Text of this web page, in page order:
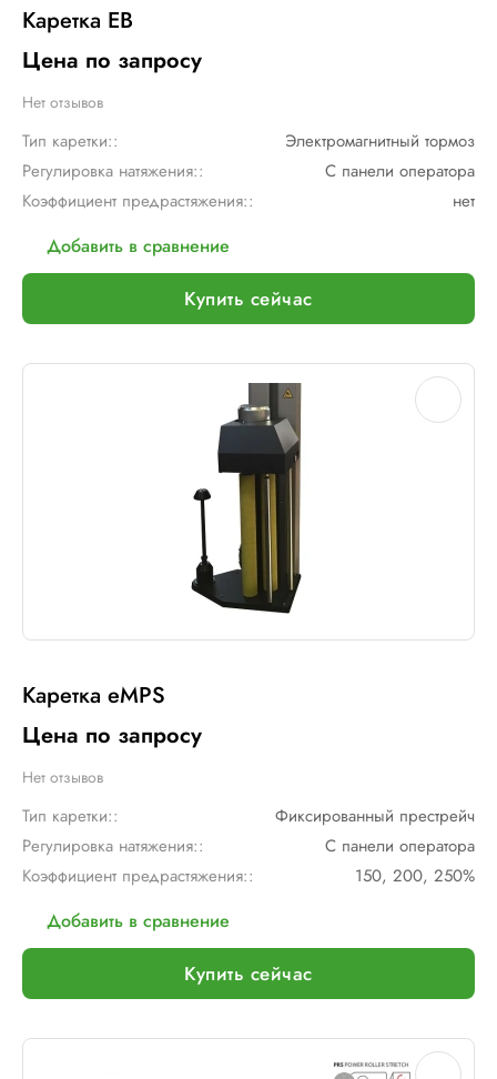
Каретка EB
Цена по запросу
Нет отзывов
Тип каретки::
Электромагнитный тормоз
Регулировка натяжения::
С панели оператора
Коэффициент предрастяжения::
нет
Добавить в сравнение
Купить сейчас
Каретка eMPS
Цена по запросу
Нет отзывов
Тип каретки::
Фиксированный престрейч
Регулировка натяжения::
С панели оператора
Коэффициент предрастяжения::
150, 200, 250%
Добавить в сравнение
Купить сейчас